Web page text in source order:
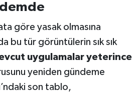
göre yasak olmasına
bu tür görüntülerin sık sık
uygulamalar yeterince
yeniden gündeme
son tablo,